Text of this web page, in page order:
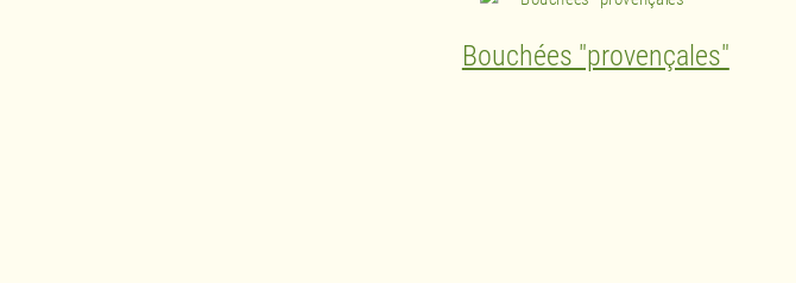
Bouchées "provençales"